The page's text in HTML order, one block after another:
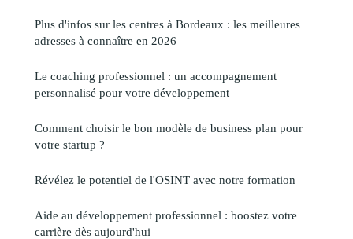
Plus d'infos sur les centres à Bordeaux : les meilleures
adresses à connaître en 2026
Le coaching professionnel : un accompagnement
personnalisé pour votre développement
Comment choisir le bon modèle de business plan pour
votre startup ?
Révélez le potentiel de l'OSINT avec notre formation
Aide au développement professionnel : boostez votre
carrière dès aujourd'hui